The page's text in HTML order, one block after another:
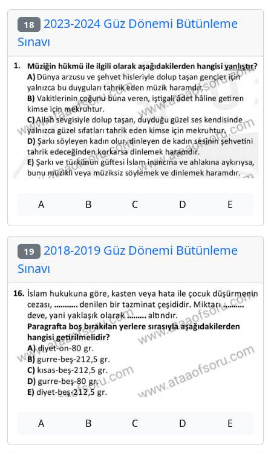
18 2023-2024 Güz Dönemi Bütünleme
Sınavı
A B C D E
19 2018-2019 Güz Dönemi Bütünleme
Sınavı
A B C D E